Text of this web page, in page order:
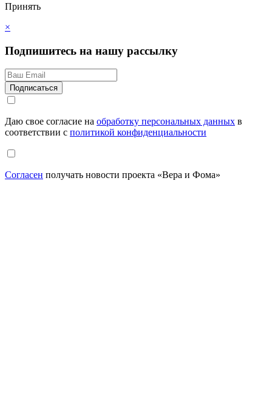
Принять
×
Подпишитесь на нашу рассылку
Даю свое согласие на обработку персональных данных в
соответствии с политикой конфиденциальности
Согласен получать новости проекта «Вера и Фома»